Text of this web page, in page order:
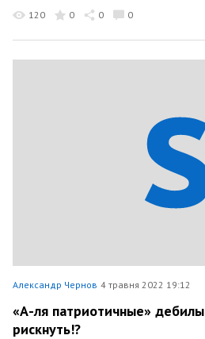
120 0 0 0
Александр Чернов 4 травня 2022 19:12
«А-ля патриотичные»
рискнуть!?